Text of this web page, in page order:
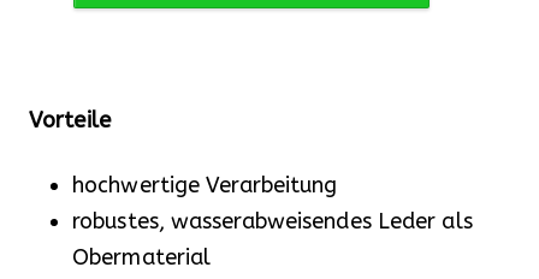
Vorteile
hochwertige Verarbeitung
robustes, wasserabweisendes Leder als
Obermaterial